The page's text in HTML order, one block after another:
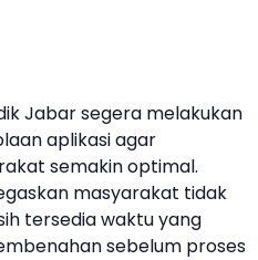
Jabar segera melakukan
aplikasi agar
semakin optimal.
masyarakat tidak
tersedia waktu yang
sebelum proses